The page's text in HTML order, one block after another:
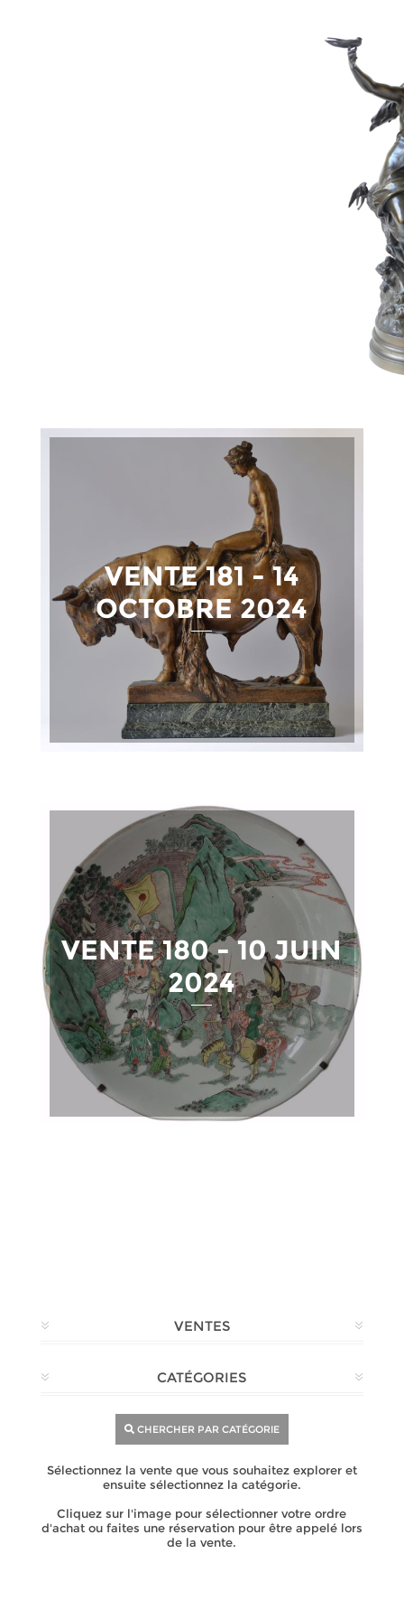
VENTE 181 - 14
OCTOBRE 2024
VENTE 180 - 10 JUIN
2024
VENTES
CATÉGORIES
CHERCHER PAR CATÉGORIE
Sélectionnez la vente que vous souhaitez explorer et
ensuite sélectionnez la catégorie.
Cliquez sur l'image pour sélectionner votre ordre
d'achat ou faites une réservation pour être appelé lors
de la vente.